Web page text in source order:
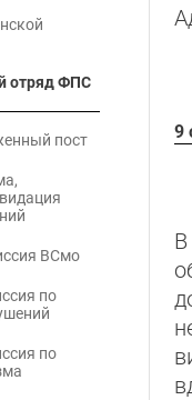
отряд ФПС
пост
ВСмо
по
по
9